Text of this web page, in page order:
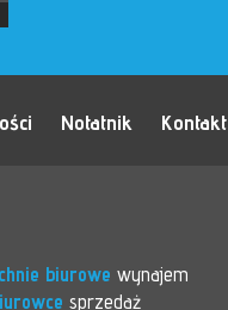
Notatnik Kontakt
biurowe wynajem
sprzedaż